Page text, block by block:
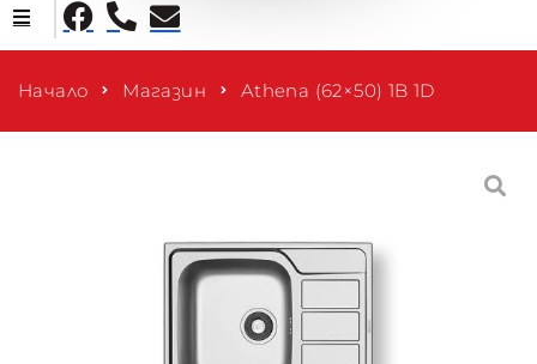
Продукти
Начало Магазин Athena (62×50) 1B 1D